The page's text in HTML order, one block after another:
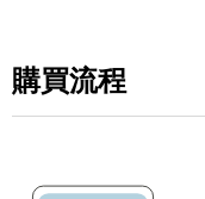
購買流程